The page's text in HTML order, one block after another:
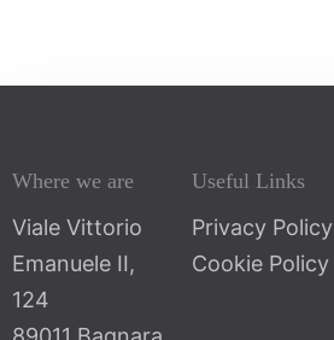
100
Where we are
Viale Vittorio
Emanuele II,
124
Useful Links
Privacy Policy
Cookie Policy